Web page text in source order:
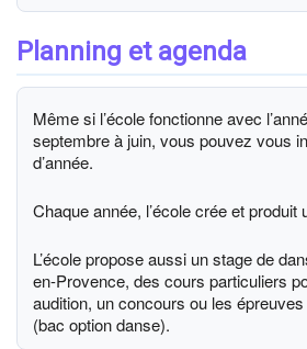
Planning et agenda
Même si l’école fonctionne avec
septembre à juin, vous pouvez vous
d’année.
Chaque année, l’école crée et produit
L’école propose aussi un stage de
en-Provence, des cours particuliers
audition, un concours ou les
(bac option danse).